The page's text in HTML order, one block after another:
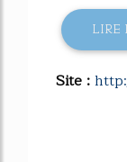
LIRE
Site :